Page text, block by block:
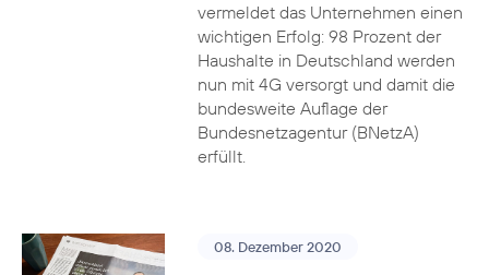
vermeldet das Unternehmen einen
wichtigen Erfolg: 98 Prozent der
Haushalte in Deutschland werden
nun mit 4G versorgt und damit die
bundesweite Auflage der
Bundesnetzagentur (BNetzA)
erfüllt.
08. Dezember 2020